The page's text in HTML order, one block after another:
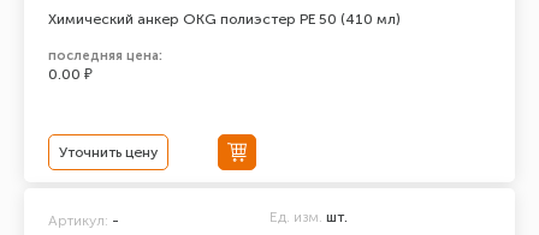
Химический анкер ОКG полиэстер РЕ 50 (410 мл)
последняя цена:
0.00 ₽
Уточнить цену
Артикул: - Ед. изм. шт.